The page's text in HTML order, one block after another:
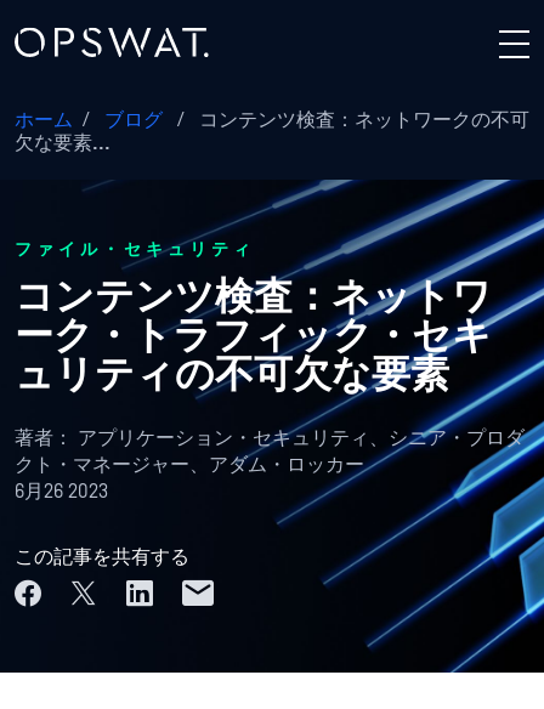
ホーム / ブログ /
コンテンツ検査：ネットワークの不可
欠な要素...
ファイル・セキュリティ
コンテンツ検査：ネットワ
ーク・トラフィック・セキ
ュリティの不可欠な要素
著者： アプリケーション・セキュリティ、シニア・プロダ
クト・マネージャー、アダム・ロッカー
6月26 2023
この記事を共有する